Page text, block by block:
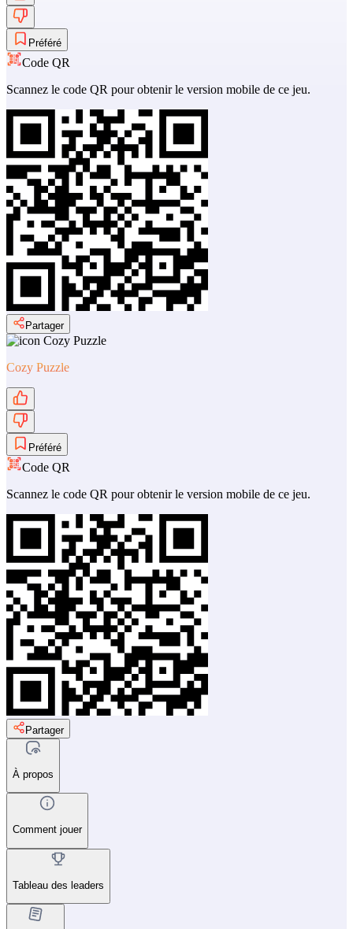
Préféré
Code QR
Scannez le code QR pour obtenir le version mobile de ce jeu.
Partager
Cozy Puzzle
Préféré
Code QR
Scannez le code QR pour obtenir le version mobile de ce jeu.
Partager
À propos
Comment jouer
Tableau des leaders